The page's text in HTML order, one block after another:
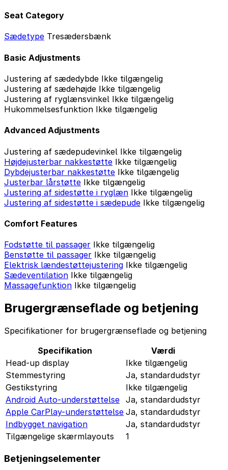
Seat Category
Sædetype Tresædersbænk
Basic Adjustments
Justering af sædedybde Ikke tilgængelig
Justering af sædehøjde Ikke tilgængelig
Justering af ryglænsvinkel Ikke tilgængelig
Hukommelsesfunktion Ikke tilgængelig
Advanced Adjustments
Justering af sædepudevinkel Ikke tilgængelig
Højdejusterbar nakkestøtte Ikke tilgængelig
Dybdejusterbar nakkestøtte Ikke tilgængelig
Justerbar lårstøtte Ikke tilgængelig
Justering af sidestøtte i ryglæn Ikke tilgængelig
Justering af sidestøtte i sædepude Ikke tilgængelig
Comfort Features
Fodstøtte til passager Ikke tilgængelig
Benstøtte til passager Ikke tilgængelig
Elektrisk lændestøttejustering Ikke tilgængelig
Sædeventilation Ikke tilgængelig
Massagefunktion Ikke tilgængelig
Brugergrænseflade og betjening
Specifikationer for brugergrænseflade og betjening
Specifikation
Værdi
Head-up display
Ikke tilgængelig
Stemmestyring
Ja, standardudstyr
Gestikstyring
Ikke tilgængelig
Android Auto-understøttelse Ja, standardudstyr
Apple CarPlay-understøttelse Ja, standardudstyr
Indbygget navigation
Ja, standardudstyr
Tilgængelige skærmlayouts
1
Betjeningselementer